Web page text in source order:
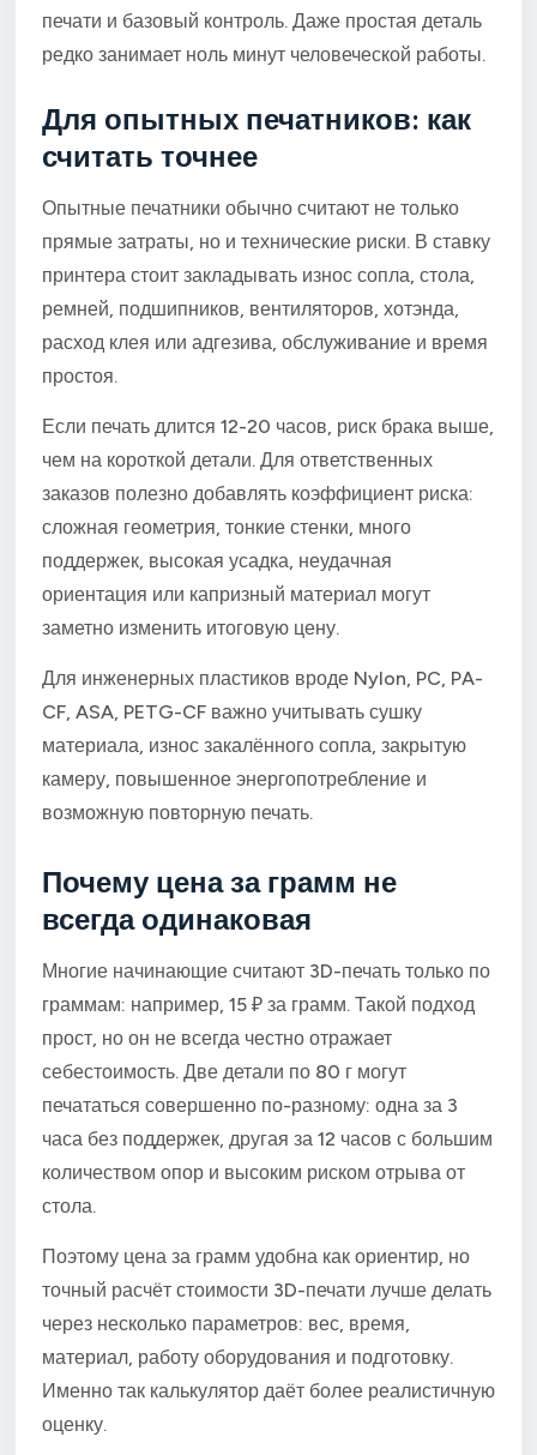
печати и базовый контроль. Даже простая деталь
редко занимает ноль минут человеческой работы.
Для опытных печатников: как
считать точнее
Опытные печатники обычно считают не только
прямые затраты, но и технические риски. В ставку
принтера стоит закладывать износ сопла, стола,
ремней, подшипников, вентиляторов, хотэнда,
расход клея или адгезива, обслуживание и время
простоя.
Если печать длится 12-20 часов, риск брака выше,
чем на короткой детали. Для ответственных
заказов полезно добавлять коэффициент риска:
сложная геометрия, тонкие стенки, много
поддержек, высокая усадка, неудачная
ориентация или капризный материал могут
заметно изменить итоговую цену.
Для инженерных пластиков вроде Nylon, PC, PA-
CF, ASA, PETG-CF важно учитывать сушку
материала, износ закалённого сопла, закрытую
камеру, повышенное энергопотребление и
возможную повторную печать.
Почему цена за грамм не
всегда одинаковая
Многие начинающие считают 3D-печать только по
граммам: например, 15 ₽ за грамм. Такой подход
прост, но он не всегда честно отражает
себестоимость. Две детали по 80 г могут
печататься совершенно по-разному: одна за 3
часа без поддержек, другая за 12 часов с большим
количеством опор и высоким риском отрыва от
стола.
Поэтому цена за грамм удобна как ориентир, но
точный расчёт стоимости 3D-печати лучше делать
через несколько параметров: вес, время,
материал, работу оборудования и подготовку.
Именно так калькулятор даёт более реалистичную
оценку.